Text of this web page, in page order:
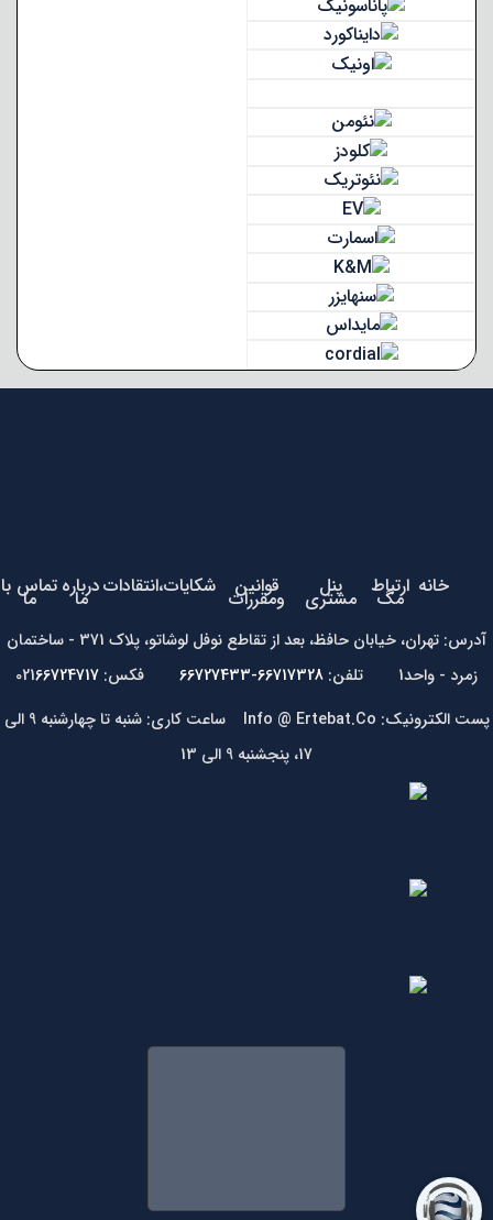
خانه ارتباط
مگ پنل
مشتری قوانین
ومقررات شکایات،انتقاداتدرباره
ما تماس با
ما
آدرس: تهران، خیابان حافظ، بعد از تقاطع نوفل لوشاتو، پلاک 371 - ساختمان
زمرد - واحد1 تلفن:
66717328-66727433 فکس: 021 66724717
پست الکترونیک: Info @ Ertebat.Co ساعت کاری: شنبه تا چهارشنبه 9 الی
17، پنجشنبه 9 الی 13